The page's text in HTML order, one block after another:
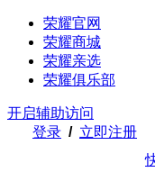
荣耀官网
荣耀商城
荣耀亲选
荣耀俱乐部
开启辅助访问
登录 / 立即注册